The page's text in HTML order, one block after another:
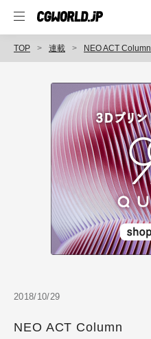
TOP 連載 NEO ACT Column
2018/10/29
NEO ACT Column